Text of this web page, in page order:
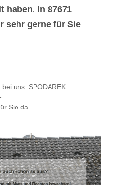
haben. In 87671
sehr gerne für Sie
uns. SPODAREK
-
Sie da.